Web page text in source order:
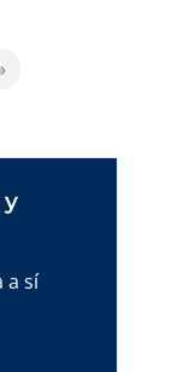
y
a sí